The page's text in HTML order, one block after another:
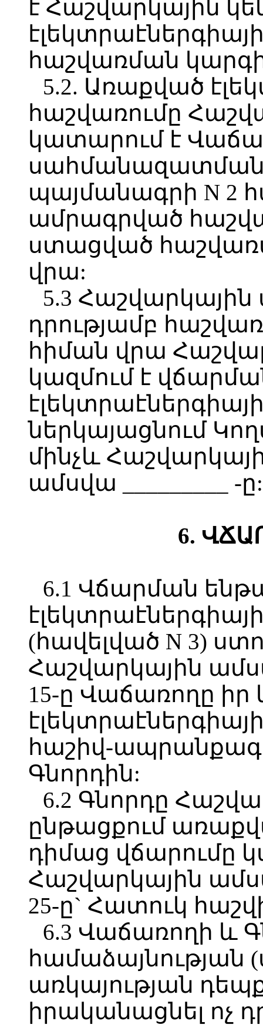
է Հաշվարկային
հաշվառման
5.2. Առաքված
հաշվառումը
կատարում է
սահմանազատման
պայմանագրի N 2
ամրագրված
ստացված
վրա:
5.3
դրությամբ
հիման վրա
կազմում է
ներկայացնում
մինչև
ամսվա _________ -ը:
6.
6.1 Վճարման
(հավելված N 3)
Հաշվարկային
15-ը Վաճառողը
հաշիվ-
Գնորդին:
6.2 Գնորդը
ընթացքում
դիմաց վճարումը
Հաշվարկային
25-ը` Հատուկ
6.3 Վաճառողի և
համաձայնության
առկայության
իրականացնել ոչ